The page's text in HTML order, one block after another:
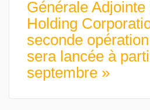
Générale Adjointe
Holding
seconde
sera lancée à
septembre »